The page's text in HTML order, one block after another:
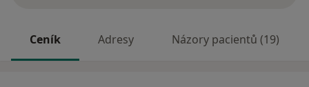
Ceník Adresy Názory pacientů (19)